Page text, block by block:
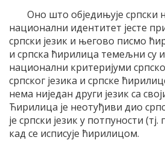
Оно што обједињује српски
национални идентитет јесте
српски језик и његово писмо
и српска ћирилица темељни су
национални критеријуми
српског језика и српске
нема ниједан други језик са
Ћирилица је неотуђиви дио
је српски језик у потпуности
кад се исписује ћирилицом.